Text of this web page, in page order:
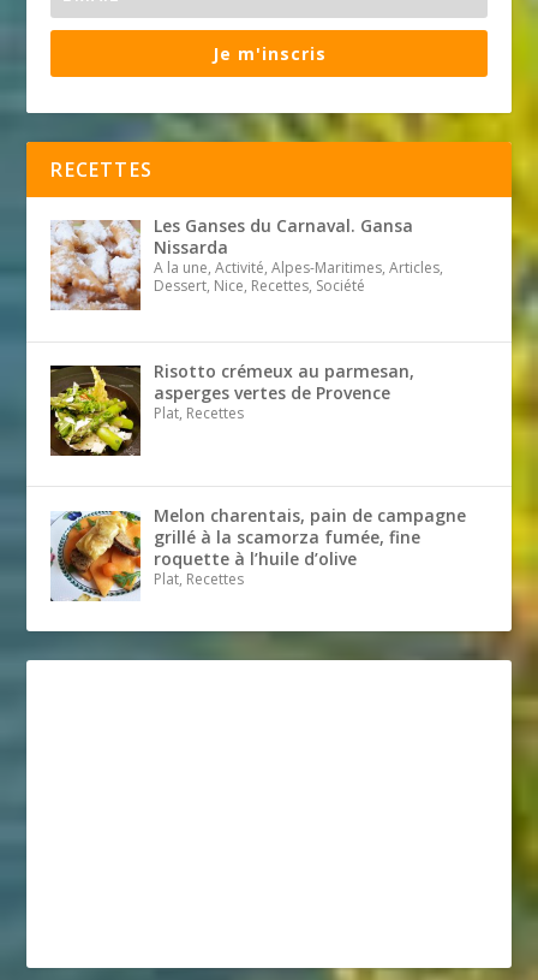
Je m'inscris
RECETTES
Les Ganses du Carnaval. Gansa
Nissarda
A la une, Activité, Alpes-Maritimes, Articles,
Dessert, Nice, Recettes, Société
Risotto crémeux au parmesan,
asperges vertes de Provence
Plat, Recettes
Melon charentais, pain de campagne
grillé à la scamorza fumée, fine
roquette à l’huile d’olive
Plat, Recettes